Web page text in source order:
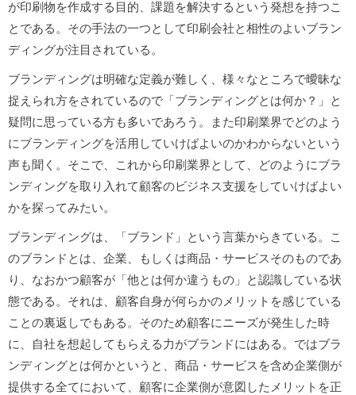
が印刷物を作成する目的、課題を解決するという発想を持つこ
とである。その手法の一つとして印刷会社と相性のよいブラン
ディングが注目されている。
ブランディングは明確な定義が難しく、様々なところで曖昧な
捉えられ方をされているので「ブランディングとは何か？」と
疑問に思っている方も多いであろう。また印刷業界でどのよう
にブランディングを活用していけばよいのかわからないという
声も聞く。そこで、これから印刷業界として、どのようにブラ
ンディングを取り入れて顧客のビジネス支援をしていけばよい
かを探ってみたい。
ブランディングは、「ブランド」という言葉からきている。こ
のブランドとは、企業、もしくは商品・サービスそのものであ
り、なおかつ顧客が「他とは何か違うもの」と認識している状
態である。それは、顧客自身が何らかのメリットを感じている
ことの裏返しでもある。そのため顧客にニーズが発生した時
に、自社を想起してもらえる力がブランドにはある。ではブラ
ンディングとは何かというと、商品・サービスを含め企業側が
提供する全てにおいて、顧客に企業側が意図したメリットを正